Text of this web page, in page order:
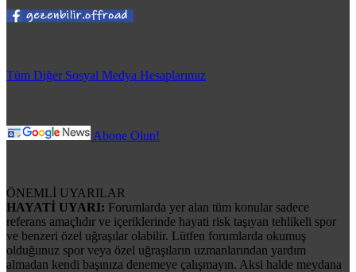
Tüm Diğer Sosyal Medya Hesaplarımız
Abone Olun!
ÖNEMLİ UYARILAR
HAYATİ UYARI: Forumlarda yer alan tüm konular sadece
referans amaçlıdır ve içeriklerinde hayati risk taşıyan tehlikeli spor
ve benzeri özel uğraşılar olabilir. Lütfen forumlarda okumuş
olduğunuz spor veya özel uğraşıların uzmanlarından yardım
almadan kendi başınıza denemeye çalışmayın. Aksi halde meydana